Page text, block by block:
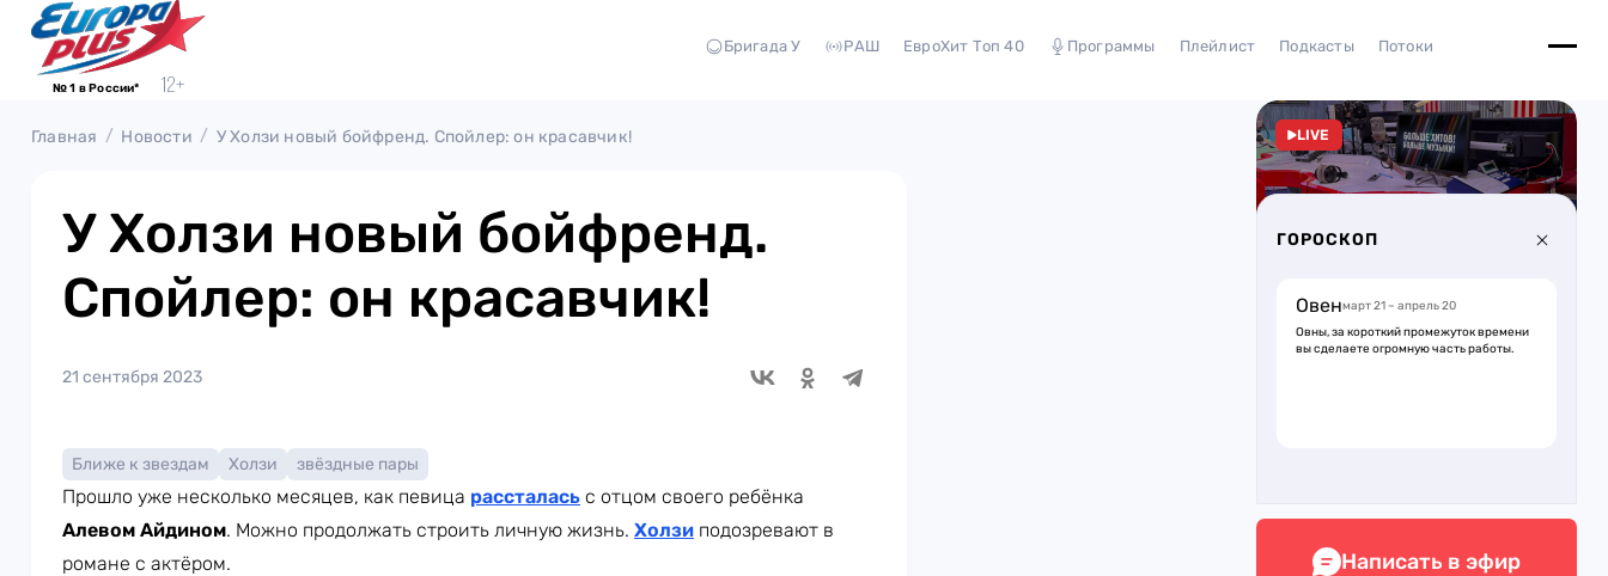
№ 1 в России*
Бригада У РАШ ЕвроХит Топ 40 Программы Плейлист Подкасты Потоки
Главная Новости У Холзи новый бойфренд. Спойлер: он красавчик!
У Холзи новый бойфренд.
Спойлер: он красавчик!
21 сентября 2023
Ближе к звездам Холзи звёздные пары
Прошло уже несколько месяцев, как певица рассталась с отцом своего ребёнка
Алевом Айдином. Можно продолжать строить личную жизнь. Холзи подозревают в
романе с актёром.
LIVE
ГОРОСКОП
Овенмарт 21 – апрель 20
Овны, за короткий промежуток времени
вы сделаете огромную часть работы.
Написать в эфир